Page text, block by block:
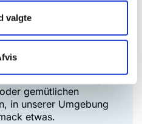
valgte
Nähe
in der Natur, lustigen
gemütlichen
in unserer Umgebung
etwas.